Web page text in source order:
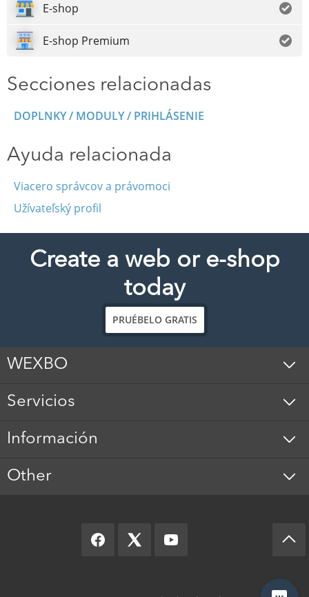
E-shop
E-shop Premium
Secciones relacionadas
DOPLNKY / MODULY / PRIHLÁSENIE
Ayuda relacionada
Viacero správcov a právomoci
Užívateľský profil
Create a web or e-shop
today
PRUÉBELO GRATIS
WEXBO
Servicios
Información
Other